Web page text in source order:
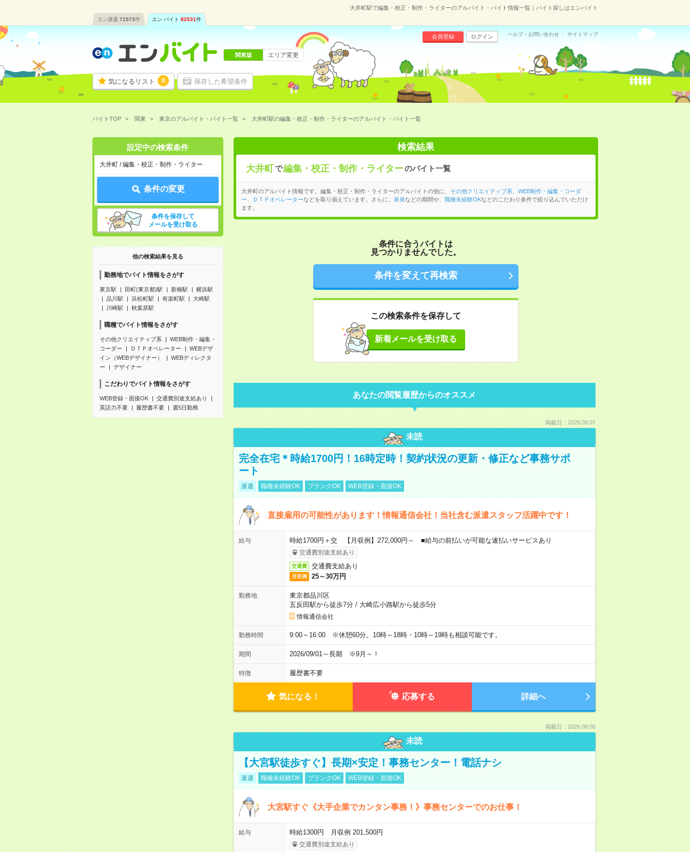
大井町駅で編集・校正・制作・ライターのアルバイト・バイト情報一覧｜バイト探しはエンバイト
エン派遣 71573件 エン バイト 82531件
気になるリスト 0 保存した希望条件
会員登録 ログイン ヘルプ・お問い合わせ サイトマップ
関東版 エリア変更
バイトTOP 関東 東京のアルバイト・バイト一覧 大井町駅の編集・校正・制作・ライターのアルバイト・バイト一覧
設定中の検索条件
大井町 / 編集・校正・制作・ライター
条件の変更
条件を保存して
メールを受け取る
他の検索結果を見る
勤務地でバイト情報をさがす
東京駅 田町(東京都)駅 新橋駅
横浜駅
品川駅
浜松町駅 有楽町駅
大崎駅
川崎駅
秋葉原駅
職種でバイト情報をさがす
その他クリエイティブ系
WEB制作・編集・
コーダー
ＤＴＰオペレーター
WEBデザ
イン（WEBデザイナー）
WEBディレクタ
ー
デザイナー
こだわりでバイト情報をさがす
WEB登録・面接OK
交通費別途支給あり
英語力不要
履歴書不要 週5日勤務
検索結果
大井町で編集・校正・制作・ライターのバイト一覧
大井町のアルバイト情報です。編集・校正・制作・ライターのアルバイトの他に、 その他クリエイティブ系
WEB制作・編集・コーダ
ー
ＤＴＰオペレーターなどを取り揃えています。さらに、 単発などの期間や、 職種未経験OKなどのこだわり条件で絞り込んでいただけ
ます。
条件に合うバイトは
見つかりませんでした。
条件を変えて再検索
この検索条件を保存して
新着メールを受け取る
あなたの閲覧履歴からのオススメ
掲載日：2026.08.07
未読
完全在宅＊時給1700円！16時定時！契約状況の更新・修正など事務サポ
ート
派遣 職種未経験OK ブランクOK WEB登録・面接OK
直接雇用の可能性があります！情報通信会社！当社含む派遣スタッフ活躍中です！
給与 時給1700円＋交 【月収例】272,000円～ ■給与の前払いが可能な速払いサービスあり
交通費別途支給あり
交通費 交通費支給あり
月収例 25～30万円
勤務地
東京都品川区
五反田駅から徒歩7分/ 大崎広小路駅から徒歩5分
情報通信会社
勤務時間 9:00～16:00 ※休憩60分。10時～18時・10時～19時も相談可能です。
期間 2026/09/01～長期 ※9月～！
特徴 履歴書不要
気になる！ 応募する 詳細へ
掲載日：2026.08.06
未読
【大宮駅徒歩すぐ】長期×安定！事務センター！電話ナシ
派遣 職種未経験OK ブランクOK WEB登録・面接OK
大宮駅すぐ《大手企業でカンタン事務！》事務センターでのお仕事！
給与 時給1300円 月収例 201,500円
交通費別途支給あり